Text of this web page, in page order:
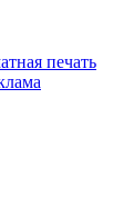
печать